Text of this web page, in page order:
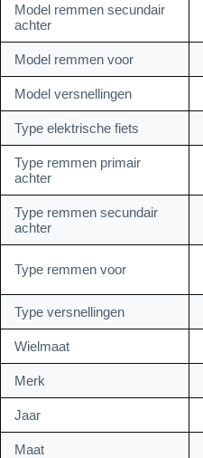
Model remmen secundair
achter
Model remmen voor
Model versnellingen
Type elektrische fiets
Type remmen primair
achter
Type remmen secundair
achter
Type remmen voor
Type versnellingen
Wielmaat
Merk
Jaar
Maat